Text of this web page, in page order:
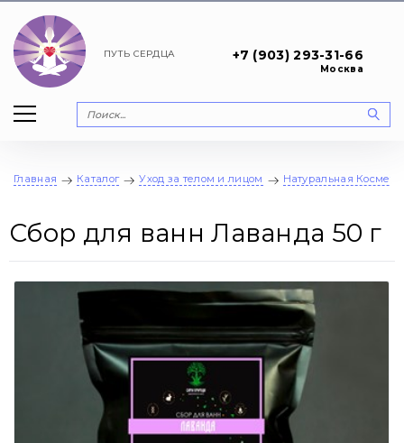
ПУТЬ СЕРДЦА +7 (903) 293-31-66
Москва
Главная Каталог Уход за телом и лицом Натуральная
Сбор для ванн Лаванда 50 г